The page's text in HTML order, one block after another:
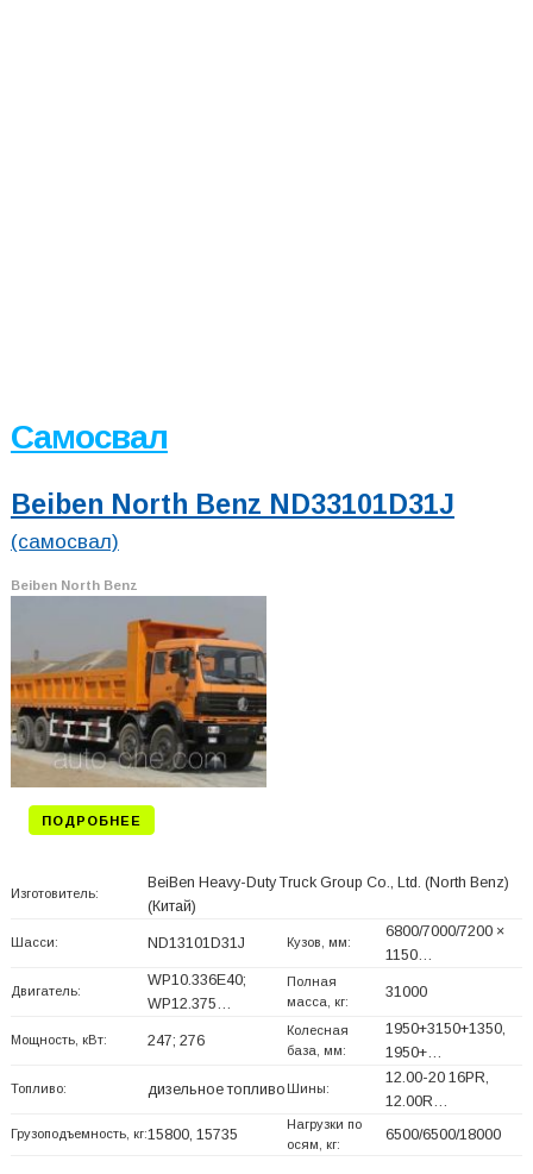
Самосвал
Beiben North Benz ND33101D31J
(самосвал)
Beiben North Benz
ПОДРОБНЕЕ
Изготовитель:
BeiBen Heavy-Duty Truck Group Co., Ltd. (North Benz)
(Китай)
Шасси: ND13101D31J Кузов, мм:
6800/7000/7200 ×
1150…
Двигатель:
WP10.336E40;
WP12.375…
Полная
масса, кг:
31000
Мощность, кВт: 247; 276
Колесная
база, мм:
1950+3150+1350,
1950+…
Топливо: дизельное топливо Шины:
12.00-20 16PR,
12.00R…
Грузоподъемность, кг:15800, 15735
Нагрузки по
осям, кг:
6500/6500/18000